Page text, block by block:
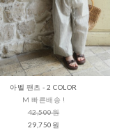
아벨 팬츠 - 2 COLOR
M 빠른배송 !
42,500원
29,750원